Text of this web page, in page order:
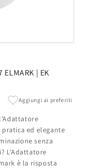
| EK
Aggiungi ai preferiti
ed elegante
senza
L'Adattatore
è la risposta